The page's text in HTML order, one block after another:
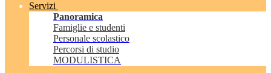
Servizi
Panoramica
Famiglie e studenti
Personale scolastico
Percorsi di studio
MODULISTICA